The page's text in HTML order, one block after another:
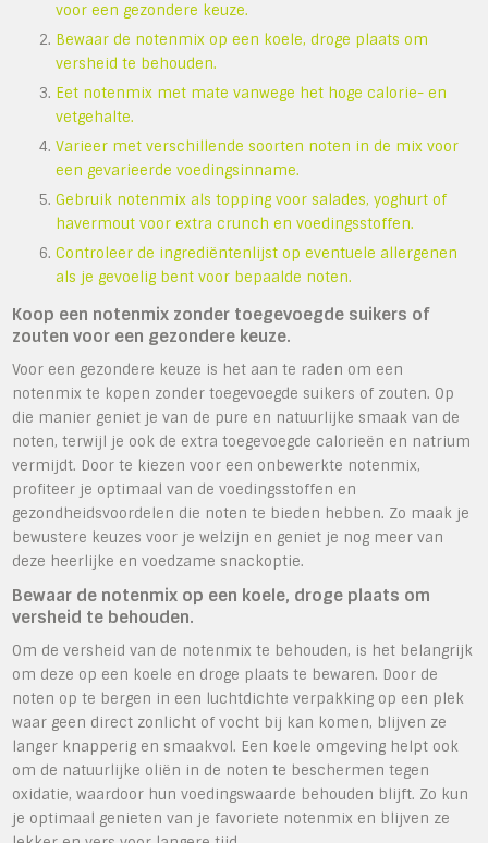
voor een gezondere keuze.
Bewaar de notenmix op een koele, droge plaats om
versheid te behouden.
Eet notenmix met mate vanwege het hoge calorie- en
vetgehalte.
Varieer met verschillende soorten noten in de mix voor
een gevarieerde voedingsinname.
Gebruik notenmix als topping voor salades, yoghurt of
havermout voor extra crunch en voedingsstoffen.
Controleer de ingrediëntenlijst op eventuele allergenen
als je gevoelig bent voor bepaalde noten.
Koop een notenmix zonder toegevoegde suikers of
zouten voor een gezondere keuze.
Voor een gezondere keuze is het aan te raden om een
notenmix te kopen zonder toegevoegde suikers of zouten. Op
die manier geniet je van de pure en natuurlijke smaak van de
noten, terwijl je ook de extra toegevoegde calorieën en natrium
vermijdt. Door te kiezen voor een onbewerkte notenmix,
profiteer je optimaal van de voedingsstoffen en
gezondheidsvoordelen die noten te bieden hebben. Zo maak je
bewustere keuzes voor je welzijn en geniet je nog meer van
deze heerlijke en voedzame snackoptie.
Bewaar de notenmix op een koele, droge plaats om
versheid te behouden.
Om de versheid van de notenmix te behouden, is het belangrijk
om deze op een koele en droge plaats te bewaren. Door de
noten op te bergen in een luchtdichte verpakking op een plek
waar geen direct zonlicht of vocht bij kan komen, blijven ze
langer knapperig en smaakvol. Een koele omgeving helpt ook
om de natuurlijke oliën in de noten te beschermen tegen
oxidatie, waardoor hun voedingswaarde behouden blijft. Zo kun
je optimaal genieten van je favoriete notenmix en blijven ze